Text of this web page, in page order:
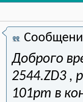
Доброго
2544.ZD3 ,
101рт в